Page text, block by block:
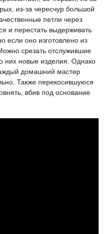
из-за чересчур большой
петли через
и перестать выдерживать
если оно изготовлено из
срезать отслужившие
них новые изделия. Однако
домашний мастер
Также перекосившуюся
вбив под основание